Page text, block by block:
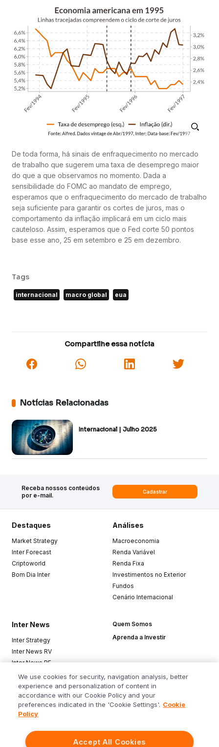
De toda forma, há sinais de enfraquecimento no mercado
de trabalho que sugerem uma taxa de desemprego maior
do que a que observamos no momento. Dada a
sensibilidade do FOMC ao mandato de emprego,
esperamos que o enfraquecimento do mercado de trabalho
seja suficiente para garantir os cortes de juros, mas o
comportamento da inflação implicará em um ciclo mais
cauteloso. Assim, esperamos que o Fed corte 50 pontos
base esse ano, 25 em setembro e 25 em dezembro.
Tags
internacional macro global eua
Compartilhe essa notícia
Notícias Relacionadas
Internacional | Julho 2025
Receba nossos conteúdos
por e-mail.
Cadastrar
Destaques
Market Strategy
Inter Forecast
Criptoworld
Bom Dia Inter
Análises
Macroeconomia
Renda Variável
Renda Fixa
Investimentos no Exterior
Fundos
Cenário Internacional
Inter News
Inter Strategy
Inter News RV
Inter News RF
Top Funds
Quem Somos
Aprenda a Investir
Baixe o app
We use cookies for security, navigation analysis, better
experience and personalization of content in
accordance with our Cookie Policy and your
preferences indicated in the 'Cookie Settings'. Cookie
Policy
Accept All Cookies